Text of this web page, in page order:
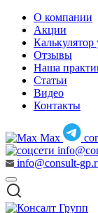
О компании
Акции
Калькулятор
Отзывы
Наша
Статьи
Видео
Контакты
Max
info@consult-